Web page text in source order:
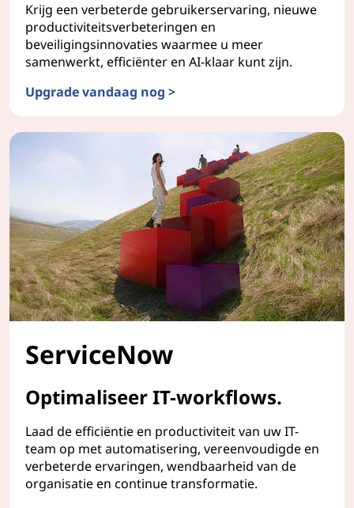
Krijg een verbeterde gebruikerservaring, nieuwe
productiviteitsverbeteringen en
beveiligingsinnovaties waarmee u meer
samenwerkt, efficiënter en AI-klaar kunt zijn.
Upgrade vandaag nog >
ServiceNow
Optimaliseer IT-workflows.
Laad de efficiëntie en productiviteit van uw IT-
team op met automatisering, vereenvoudigde en
verbeterde ervaringen, wendbaarheid van de
organisatie en continue transformatie.